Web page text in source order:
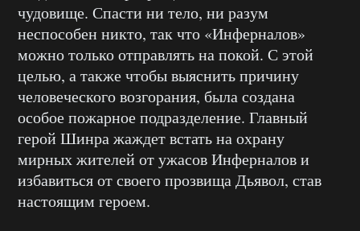
чудовище. Спасти ни тело, ни разум
неспособен никто, так что «Инферналов»
можно только отправлять на покой. С этой
целью, а также чтобы выяснить причину
человеческого возгорания, была создана
особое пожарное подразделение. Главный
герой Шинра жаждет встать на охрану
мирных жителей от ужасов Инферналов и
избавиться от своего прозвища Дьявол, став
настоящим героем.